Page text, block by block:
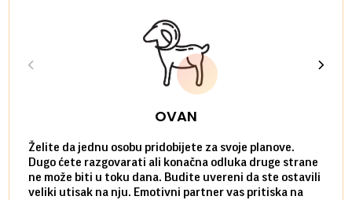
OVAN
Želite da jednu osobu pridobijete za svoje planove.
Dugo ćete razgovarati ali konačna odluka druge strane
ne može biti u toku dana. Budite uvereni da ste ostavili
veliki utisak na nju. Emotivni partner vas pritiska na